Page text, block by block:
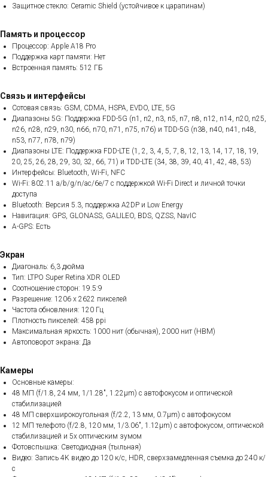
Защитное стекло: Ceramic Shield (устойчивое к царапинам)
Память и процессор
Процессор: Apple A18 Pro
Поддержка карт памяти: Нет
Встроенная память: 512 ГБ
Связь и интерфейсы
Сотовая связь: GSM, CDMA, HSPA, EVDO, LTE, 5G
Диапазоны 5G: Поддержка FDD-5G (n1, n2, n3, n5, n7, n8, n12, n14, n20, n25,
n26, n28, n29, n30, n66, n70, n71, n75, n76) и TDD-5G (n38, n40, n41, n48,
n53, n77, n78, n79)
Диапазоны LTE: Поддержка FDD-LTE (1, 2, 3, 4, 5, 7, 8, 12, 13, 14, 17, 18, 19,
20, 25, 26, 28, 29, 30, 32, 66, 71) и TDD-LTE (34, 38, 39, 40, 41, 42, 48, 53)
Интерфейсы: Bluetooth, Wi-Fi, NFC
Wi-Fi: 802.11 a/b/g/n/ac/6e/7 с поддержкой Wi-Fi Direct и личной точки
доступа
Bluetooth: Версия 5.3, поддержка A2DP и Low Energy
Навигация: GPS, GLONASS, GALILEO, BDS, QZSS, NavIC
A-GPS: Есть
Экран
Диагональ: 6,3 дюйма
Тип: LTPO Super Retina XDR OLED
Соотношение сторон: 19.5:9
Разрешение: 1206 x 2622 пикселей
Частота обновления: 120 Гц
Плотность пикселей: 458 ppi
Максимальная яркость: 1000 нит (обычная), 2000 нит (HBM)
Автоповорот экрана: Да
Камеры
Основные камеры:
48 МП (f/1.8, 24 мм, 1/1.28", 1.22µm) с автофокусом и оптической
стабилизацией
48 МП сверхширокоугольная (f/2.2, 13 мм, 0.7µm) с автофокусом
12 МП телефото (f/2.8, 120 мм, 1/3.06", 1.12µm) с автофокусом, оптической
стабилизацией и 5x оптическим зумом
Фотовспышка: Светодиодная (тыльная)
Видео: Запись 4K видео до 120 к/с, HDR, сверхзамедленная съемка до 240 к/
с